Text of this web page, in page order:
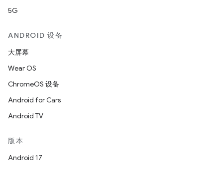
5G
ANDROID 设备
大屏幕
Wear OS
ChromeOS 设备
Android for Cars
Android TV
版本
Android 17